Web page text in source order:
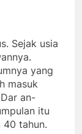
Sejak usia
yang
masuk
an-
itu
40 tahun.